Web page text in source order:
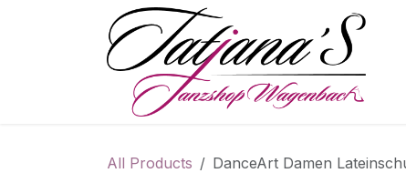
All Products DanceArt Damen